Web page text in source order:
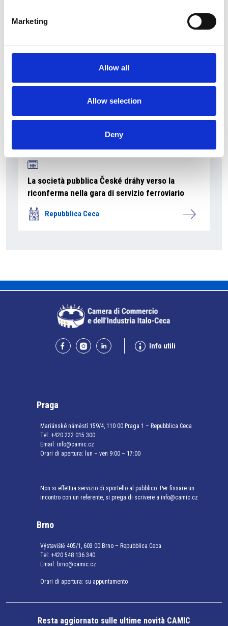
Marketing
Allow all
Allow selection
Deny
Repubblica Ceca
La società pubblica České dráhy verso la
riconferma nella gara di servizio ferroviario
Repubblica Ceca
Info utili
Praga
Mariánské náměstí 159/4, 110 00 Praga 1 – Repubblica Ceca
Tel: +420 222 015 300
Email: info@camic.cz
Orari di apertura: lun – ven 9:00 – 17:00
Non si effettua servizio di sportello al pubblico. Per fissare un
incontro con un referente, si prega di scrivere a info@camic.cz
Brno
Výstaviště 405/1, 603 00 Brno – Repubblica Ceca
Tel: +420 548 136 340
Email: brno@camic.cz
Orari di apertura: su appuntamento
Resta aggiornato sulle ultime novità CAMIC